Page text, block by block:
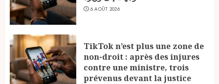
6 AOÛT 2026
TikTok n’est plus une zone de
non-droit : après des injures
contre une ministre, trois
prévenus devant la justice